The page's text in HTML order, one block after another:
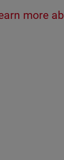
more